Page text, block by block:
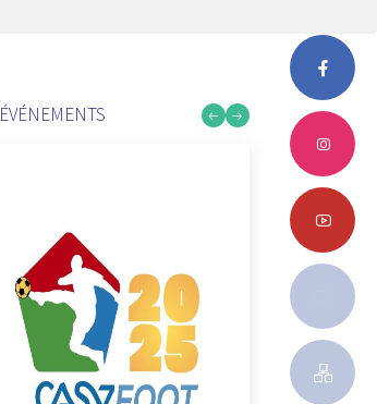
ÉVÉNEMENTS